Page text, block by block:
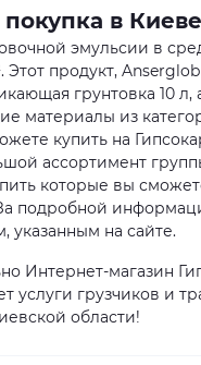
в Киеве
эмульсии в
Этот продукт,
грунтовка 10 л,
материалы из
купить на
ассортимент
которые вы
подробной
указанным на сайте.
Интернет-магазин
услуги грузчиков и
области!